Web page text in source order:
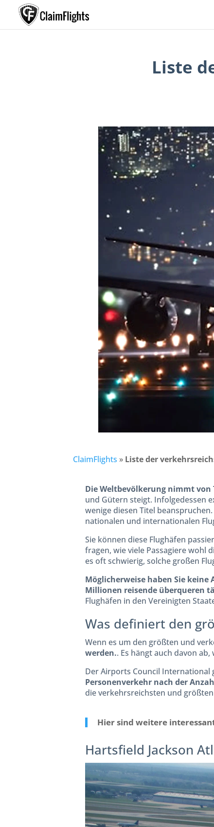
Liste
ClaimFlights » Liste der
Die Weltbevölkerung nimmt von
und Gütern steigt. Infolgedessen
wenige diesen Titel
nationalen und internationalen
Sie können diese Flughäfen
fragen, wie viele Passagiere wohl
es oft schwierig, solche großen
Möglicherweise haben Sie
Millionen reisende überqueren
Flughäfen in den Vereinigten
Was definiert den
Wenn es um den größten und
werden.. Es hängt auch davon
Der Airports Council International
Personenverkehr nach der
die verkehrsreichsten und
Hier sind weitere
Hartsfield Jackson